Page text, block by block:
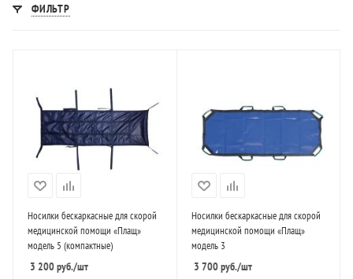
ФИЛЬТР
Носилки бескаркасные для скорой
медицинской помощи «Плащ»
модель 5 (компактные)
3 200руб./шт
Носилки бескаркасные для скорой
медицинской помощи «Плащ»
модель 3
3 700руб./шт